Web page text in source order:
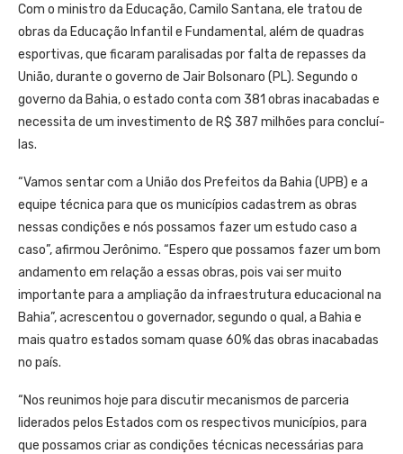
Com o ministro da Educação, Camilo Santana, ele tratou de
obras da Educação Infantil e Fundamental, além de quadras
esportivas, que ficaram paralisadas por falta de repasses da
União, durante o governo de Jair Bolsonaro (PL). Segundo o
governo da Bahia, o estado conta com 381 obras inacabadas e
necessita de um investimento de R$ 387 milhões para concluí-
las.
“Vamos sentar com a União dos Prefeitos da Bahia (UPB) e a
equipe técnica para que os municípios cadastrem as obras
nessas condições e nós possamos fazer um estudo caso a
caso”, afirmou Jerônimo. “Espero que possamos fazer um bom
andamento em relação a essas obras, pois vai ser muito
importante para a ampliação da infraestrutura educacional na
Bahia”, acrescentou o governador, segundo o qual, a Bahia e
mais quatro estados somam quase 60% das obras inacabadas
no país.
“Nos reunimos hoje para discutir mecanismos de parceria
liderados pelos Estados com os respectivos municípios, para
que possamos criar as condições técnicas necessárias para